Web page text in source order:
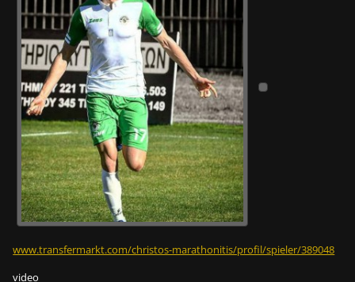
www.transfermarkt.com/christos-marathonitis/profil/spieler/389048
video